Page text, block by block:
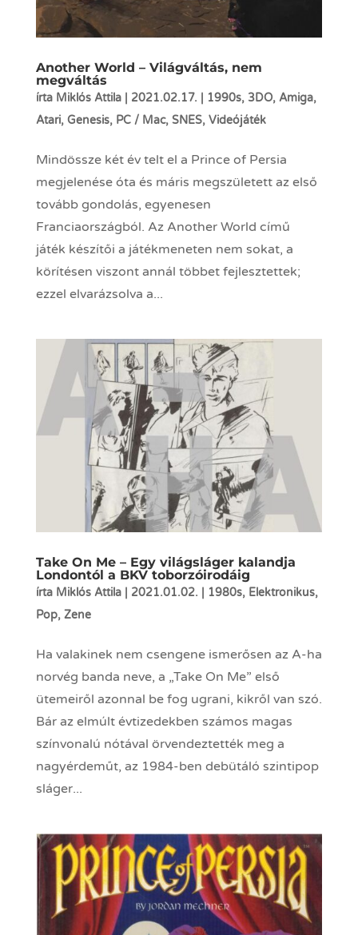
Another World – Világváltás, nem
megváltás
írta Miklós Attila| 2021.02.17. 1990s, 3DO, Amiga,
Atari, Genesis, PC / Mac, SNES, Videójáték
Mindössze két év telt el a Prince of Persia
megjelenése óta és máris megszületett az első
tovább gondolás, egyenesen
Franciaországból. Az Another World című
játék készítői a játékmeneten nem sokat, a
körítésen viszont annál többet fejlesztettek;
ezzel elvarázsolva a...
Take On Me – Egy világsláger kalandja
Londontól a BKV toborzóirodáig
írta Miklós Attila| 2021.01.02. 1980s, Elektronikus,
Pop, Zene
Ha valakinek nem csengene ismerősen az A-ha
norvég banda neve, a „Take On Me” első
ütemeiről azonnal be fog ugrani, kikről van szó.
Bár az elmúlt évtizedekben számos magas
színvonalú nótával örvendeztették meg a
nagyérdeműt, az 1984-ben debütáló szintipop
sláger...